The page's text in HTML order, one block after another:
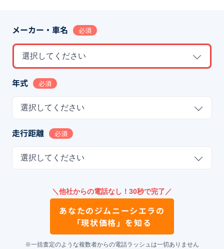
メーカー・車名 必須
選択してください
年式 必須
選択してください
走行距離 必須
選択してください
＼他社からの電話なし！30秒で完了／
あなたのジムニーシエラの
「現状価格」を知る
※一括査定のような複数者からの電話ラッシュは一切ありません